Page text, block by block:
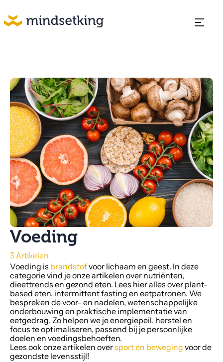
Voeding
3 Artikelen
Voeding is brandstofvoor lichaam en geest. In deze
categorie vind je onze artikelen over nutriënten,
dieettrends en gezond eten. Lees hier alles over plant-
based eten, intermittent fasting en eetpatronen. We
bespreken de voor- en nadelen, wetenschappelijke
onderbouwing en praktische implementatie van
eetgedrag. Zo helpen we je energiepeil, herstel en
focus te optimaliseren, passend bij je persoonlijke
doelen en voedingsbehoeften.
Lees ook onze artikelen oversport en bewegingvoor de
gezondste levensstijl!